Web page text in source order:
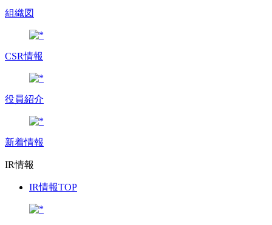
組織図
CSR情報
役員紹介
新着情報
IR情報
IR情報TOP